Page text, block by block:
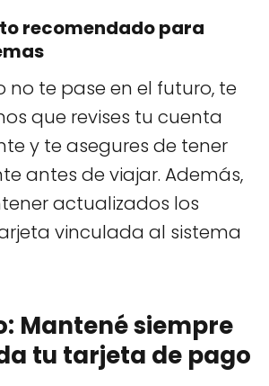
recomendado para
no te pase en el futuro, te
que revises tu cuenta
y te asegures de tener
antes de viajar. Además,
actualizados los
vinculada al sistema
Mantené siempre
tu tarjeta de pago